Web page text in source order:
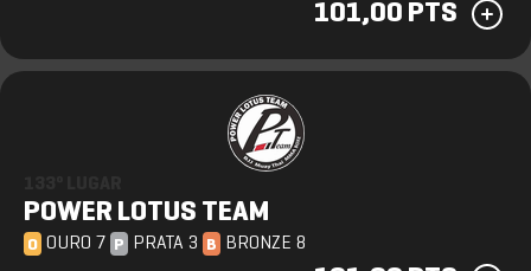
101,00 PTS
POWER LOTUS TEAM
O OURO 7 P PRATA 3 B BRONZE 8